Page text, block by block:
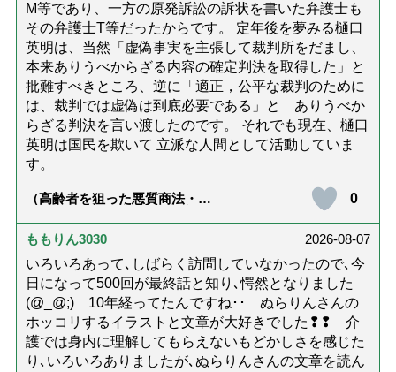
M等であり、一方の原発訴訟の訴状を書いた弁護士も
その弁護士T等だったからです。 定年後を夢みる樋口
英明は、当然「虚偽事実を主張して裁判所をだまし、
本来ありうべからざる内容の確定判決を取得した」と
批難すべきところ、逆に「適正，公平な裁判のために
は、裁判では虚偽は到底必要である」と ありうべか
らざる判決を言い渡したのです。 それでも現在、樋口
英明は国民を欺いて 立派な人間として活動していま
す。
（高齢者を狙った悪質商法・訪
ないための4つの対策「騙されや
すい人の特徴は？」【社会福祉
0
ももりん3030
2026-08-07
いろいろあって､しばらく訪問していなかったので､今
日になって500回が最終話と知り､愕然となりました
(@_@;) 10年経ってたんですね･･ ぬらりんさんの
ホッコリするイラストと文章が大好きでした❢❢ 介
護では身内に理解してもらえないもどかしさを感じた
り､いろいろありましたが､ぬらりんさんの文章を読ん